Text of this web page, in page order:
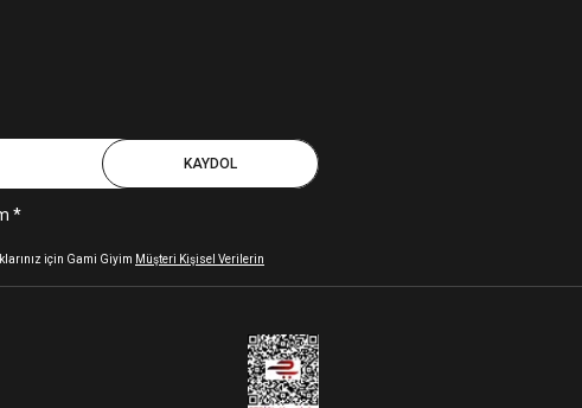
KAYDOL
*
için Gami Giyim Müşteri Kişisel Verilerin